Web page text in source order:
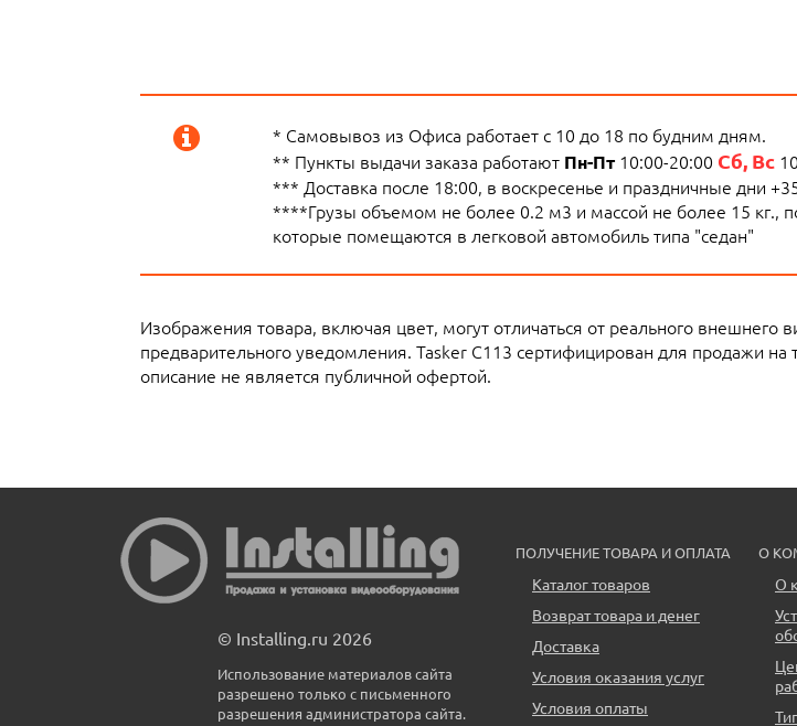
* Самовывоз из Офиса работает с 10 до 18 по будним дням.
** Пункты выдачи заказа работают Пн-Пт10:00-20:00 Сб, Вс
*** Доставка после 18:00, в воскресенье и праздничные дни
****Грузы объемом не более 0.2 м3 и массой не более 15
которые помещаются в легковой автомобиль типа "седан"
Изображения товара, включая цвет, могут отличаться от реального
предварительного уведомления. Tasker C113 сертифицирован для продажи
описание не является публичной офертой.
© Installing.ru 2026
Использование материалов сайта
разрешено только с письменного
разрешения администратора сайта.
ПОЛУЧЕНИЕ ТОВАРА И ОПЛАТА
Каталог товаров
Возврат товара и денег
Доставка
Условия оказания услуг
Условия оплаты
О
О